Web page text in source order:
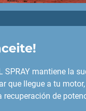
SPRAY mantiene la
que llegue a tu
recuperación de